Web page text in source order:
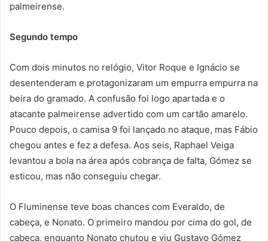
palmeirense.
Segundo tempo
Com dois minutos no relógio, Vitor Roque e Ignácio se
desentenderam e protagonizaram um empurra empurra na
beira do gramado. A confusão foi logo apartada e o
atacante palmeirense advertido com um cartão amarelo.
Pouco depois, o camisa 9 foi lançado no ataque, mas Fábio
chegou antes e fez a defesa. Aos seis, Raphael Veiga
levantou a bola na área após cobrança de falta, Gómez se
esticou, mas não conseguiu chegar.
O Fluminense teve boas chances com Everaldo, de
cabeça, e Nonato. O primeiro mandou por cima do gol, de
cabeça, enquanto Nonato chutou e viu Gustavo Gómez